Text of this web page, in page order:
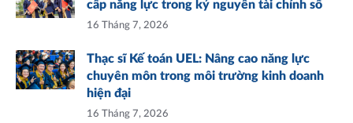
cấp năng lực trong kỷ nguyên tài chính số
16 Tháng 7, 2026
Thạc sĩ Kế toán UEL: Nâng cao năng lực
chuyên môn trong môi trường kinh doanh
hiện đại
16 Tháng 7, 2026